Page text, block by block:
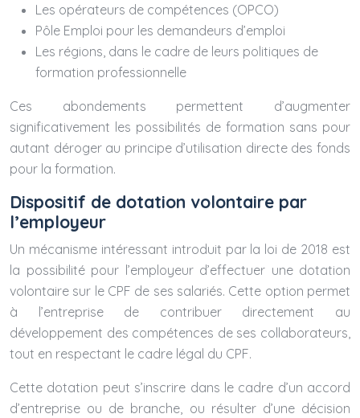
Les opérateurs de compétences (OPCO)
Pôle Emploi pour les demandeurs d’emploi
Les régions, dans le cadre de leurs politiques de
formation professionnelle
Ces abondements permettent d’augmenter
significativement les possibilités de formation sans pour
autant déroger au principe d’utilisation directe des fonds
pour la formation.
Dispositif de dotation volontaire par
l’employeur
Un mécanisme intéressant introduit par la loi de 2018 est
la possibilité pour l’employeur d’effectuer une dotation
volontaire sur le CPF de ses salariés. Cette option permet
à l’entreprise de contribuer directement au
développement des compétences de ses collaborateurs,
tout en respectant le cadre légal du CPF.
Cette dotation peut s’inscrire dans le cadre d’un accord
d’entreprise ou de branche, ou résulter d’une décision